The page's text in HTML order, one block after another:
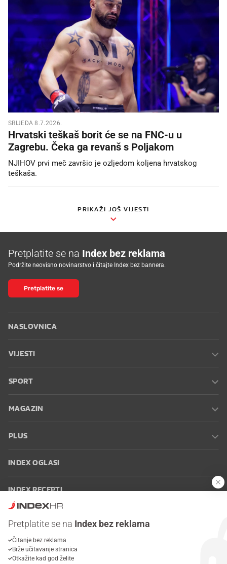
SRIJEDA 8.7.2026.
Hrvatski teškaš borit će se na FNC-u u
Zagrebu. Čeka ga revanš s Poljakom
NJIHOV prvi meč završio je ozljedom koljena hrvatskog
teškaša.
PRIKAŽI JOŠ VIJESTI
Pretplatite se na Index bez reklama
Podržite neovisno novinarstvo i čitajte Index bez bannera.
Pretplatite se
NASLOVNICA
VIJESTI
SPORT
MAGAZIN
PLUS
INDEX OGLASI
INDEX RECEPTI
Oglašavanje Zaposli se na Indexu
korištenja
Postavke kolačića
Pretplatite se na Index bez reklama
Čitanje bez reklama
Brže učitavanje stranica
Otkažite kad god želite